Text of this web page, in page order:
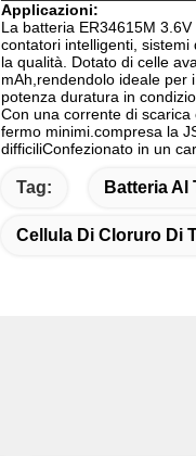
Applicazioni:
La batteria ER34615M
contatori intelligenti,
la qualità. Dotato di celle
mAh,rendendolo ideale per
potenza duratura in
Con una corrente di
fermo minimi.compresa la
difficiliConfezionato in un
Tag: Batteria
Cellula Di Cloruro Di